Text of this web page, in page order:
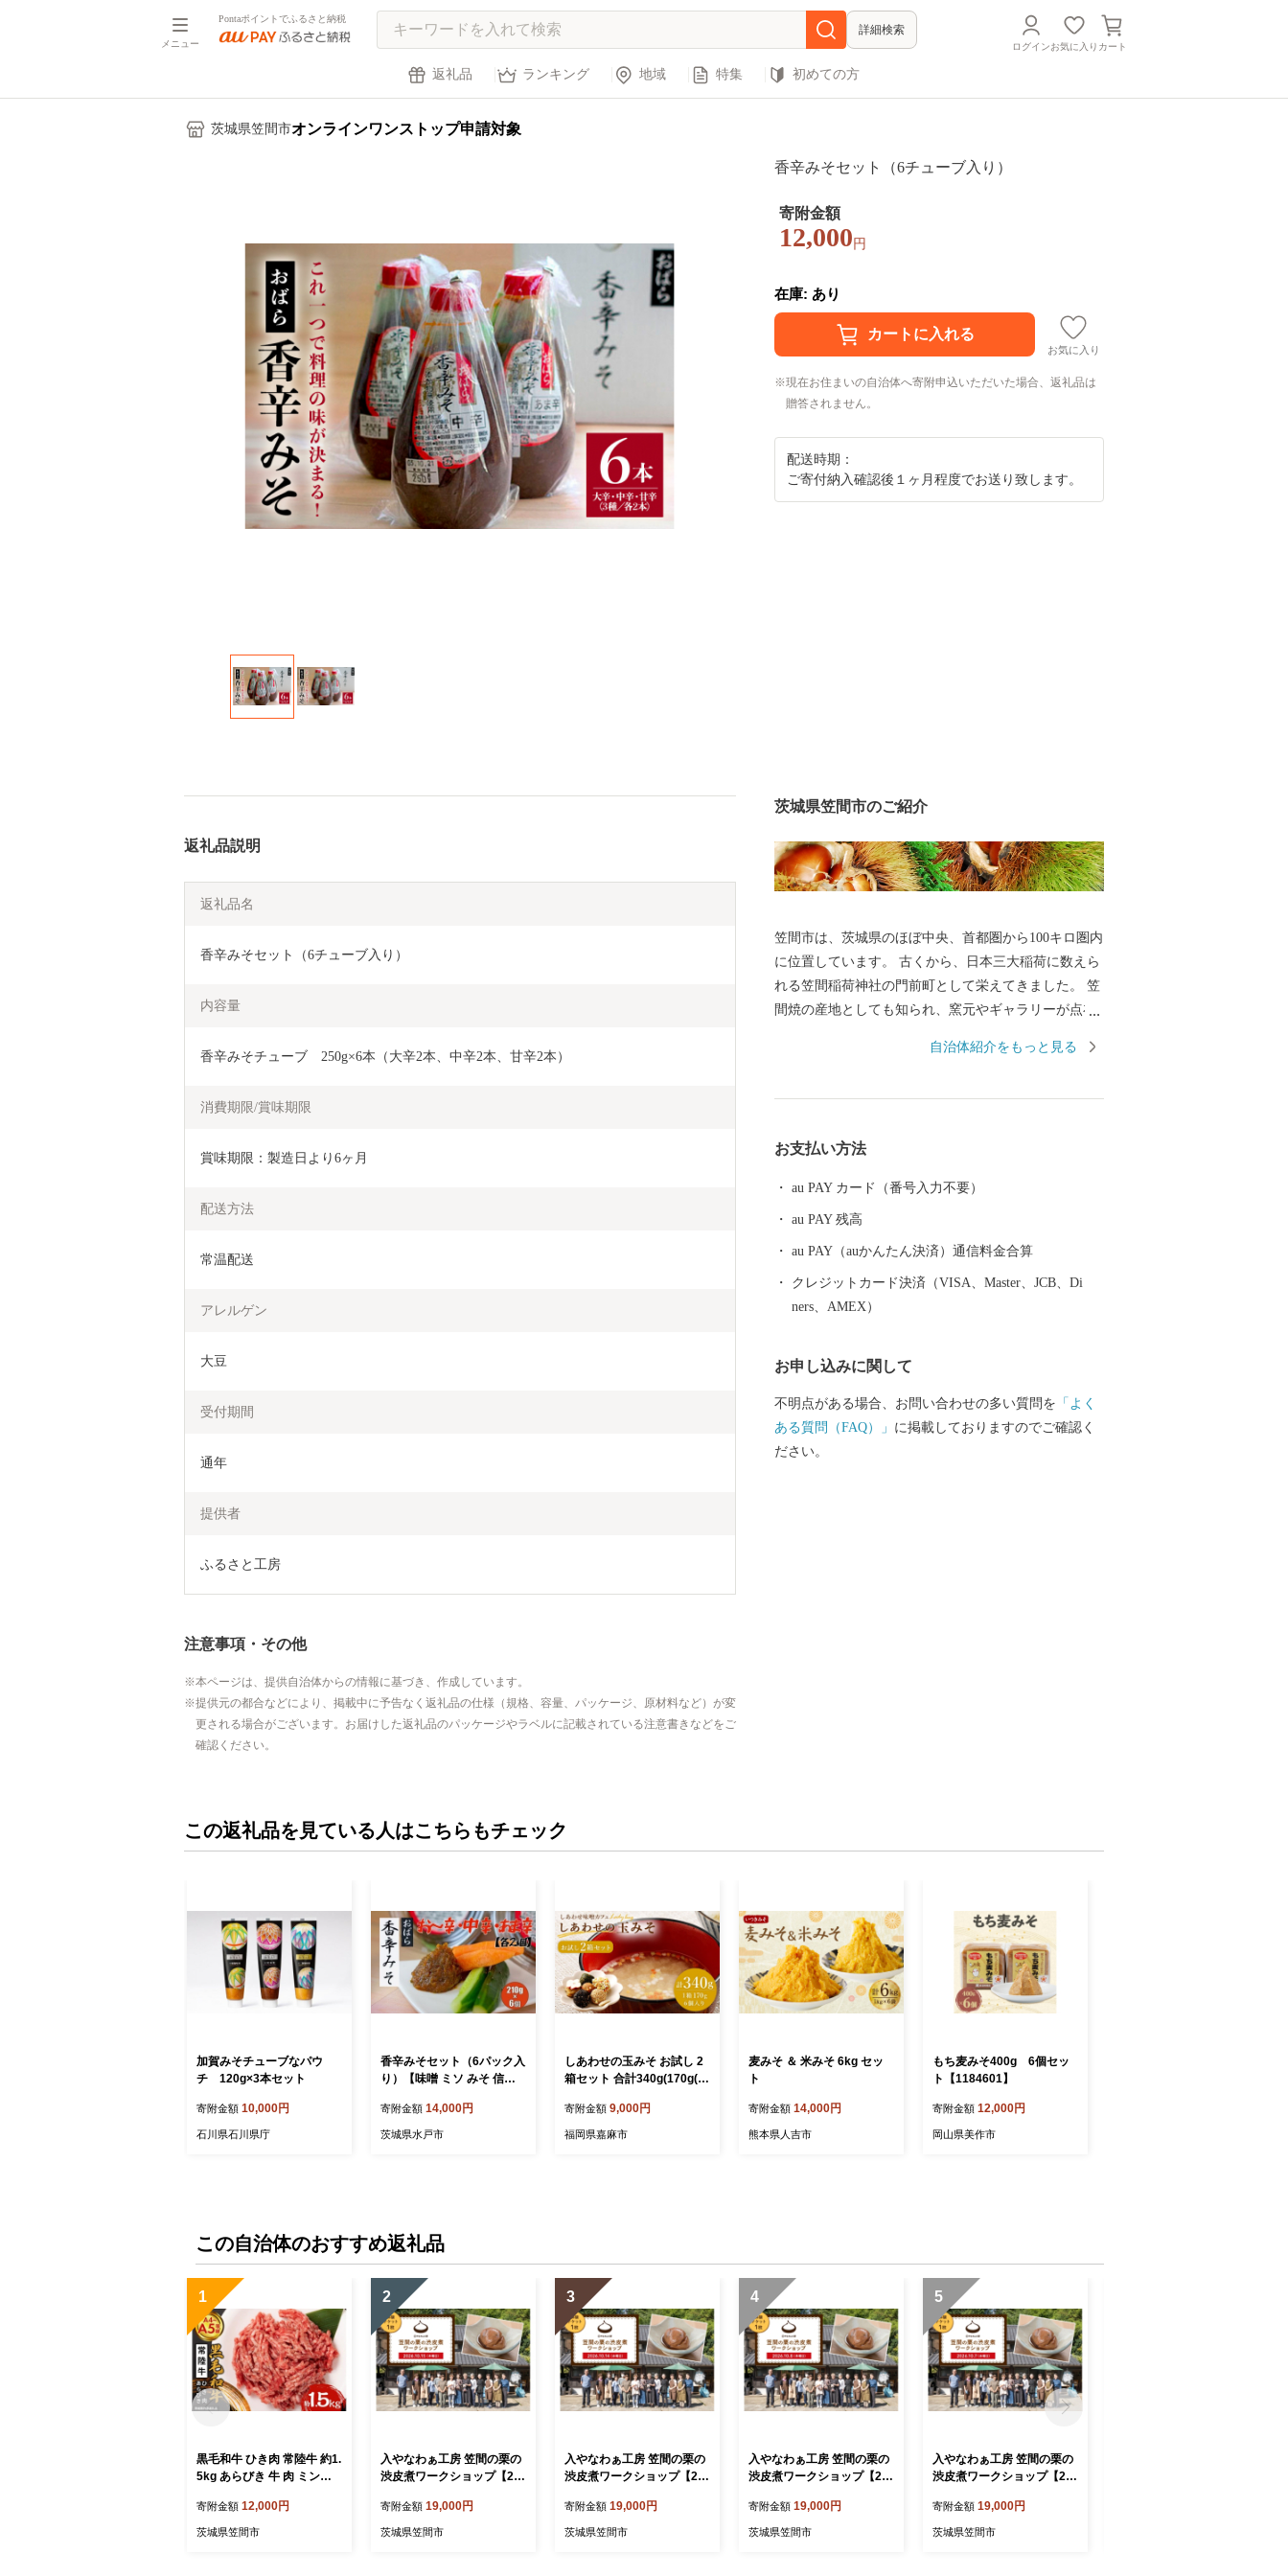
メニュー
Pontaポイントでふるさと納税
詳細検索
ログインお気に入り カート
返礼品 ランキング 地域 特集 初めての方
茨城県笠間市オンラインワンストップ申請対象
香辛みそセット（6チューブ入り）
寄附金額
12,000 円
在庫: あり
お気に入り
現在お住まいの自治体へ寄附申込いただいた場合、返礼品は
贈答されません。
配送時期：
ご寄付納入確認後１ヶ月程度でお送り致します。
返礼品説明
返礼品名
香辛みそセット（6チューブ入り）
内容量
香辛みそチューブ　250g×6本（大辛2本、中辛2本、甘辛2本）
消費期限/賞味期限
賞味期限：製造日より6ヶ月
配送方法
常温配送
アレルゲン
大豆
受付期間
通年
提供者
ふるさと工房
注意事項・その他
本ページは、提供自治体からの情報に基づき、作成しています。
提供元の都合などにより、掲載中に予告なく返礼品の仕様（規格、容量、パッケージ、原材料など）が変
更される場合がございます。お届けした返礼品のパッケージやラベルに記載されている注意書きなどをご
確認ください。
茨城県笠間市のご紹介
笠間市は、茨城県のほぼ中央、首都圏から100キロ圏内
に位置しています。 古くから、日本三大稲荷に数えら
れる笠間稲荷神社の門前町として栄えてきました。 笠
間焼の産地としても知られ、窯元やギャラリーが点在
波山系の山々に囲まれた台地が広がり、年間を通して
誇る茨城県の中でも笠間市は栽培面積トップの栗産地
くの品種があり、用途や好みに合わせて栗を楽しめま
す。 【笠間市は、総務省からふるさと納税の指定基準
に適合する地方団体として指定を受けました。指定期
さと納税サポート室 電話 ：050-3098-1091（平日9:00
自治体紹介をもっと見る
お支払い方法
au PAY カード（番号入力不要）
au PAY 残高
au PAY（auかんたん決済）通信料金合算
クレジットカード決済（VISA、Master、JCB、Di
ners、AMEX）
お申し込みに関して
不明点がある場合、お問い合わせの多い質問を 「よく
ある質問（FAQ）」 に掲載しておりますのでご確認く
ださい。
この返礼品を見ている人はこちらもチェック
加賀みそチューブなパウ
チ 120g×3本セット
寄附金額 10,000円
石川県石川県庁
香辛みそセット（6パック入
り）【味噌 ミソ みそ 信州
ップ 辛味噌 唐辛子 大葉 有
機栽培 無農薬栽培 水戸市
寄附金額 14,000円
茨城県水戸市
しあわせの玉みそ お試し 2
箱セット 合計340g(170g(6
寄附金額 9,000円
福岡県嘉麻市
麦みそ ＆ 米みそ 6kg セッ
ト
寄附金額 14,000円
熊本県人吉市
もち麦みそ400g 6個セッ
ト【1184601】
寄附金額 12,000円
岡山県美作市
この自治体のおすすめ返礼品
1
黒毛和牛 ひき肉 常陸牛 約1.
5kg あらびき 牛 肉 ミンチ
ランド牛 ハンバーグ ミート
ソース カレー メンチカツ
寄附金額 12,000円
茨城県笠間市
2
入やなわぁ工房 笠間の栗の
渋皮煮ワークショップ【20
9-004
寄附金額 19,000円
茨城県笠間市
3
入やなわぁ工房 笠間の栗の
渋皮煮ワークショップ【20
9-003
寄附金額 19,000円
茨城県笠間市
4
入やなわぁ工房 笠間の栗の
渋皮煮ワークショップ【20
002
寄附金額 19,000円
茨城県笠間市
5
入やなわぁ工房 笠間の栗の
渋皮煮ワークショップ【20
001
寄附金額 19,000円
茨城県笠間市